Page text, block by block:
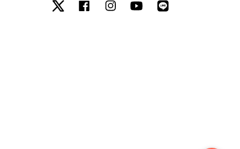
Twitter FacebookInstagramYouTube